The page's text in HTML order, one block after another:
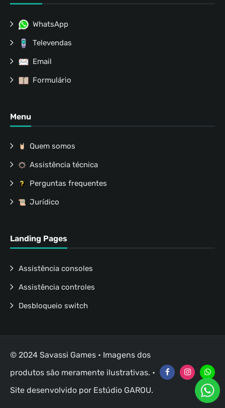
WhatsApp
Televendas
Email
Formulário
Menu
Quem somos
Assistência técnica
Perguntas frequentes
Jurídico
Landing Pages
Assistência consoles
Assistência controles
Desbloqueio switch
© 2024 Savassi Games • Imagens dos
produtos são meramente ilustrativas. •
Site desenvolvido por Estúdio GAROU.